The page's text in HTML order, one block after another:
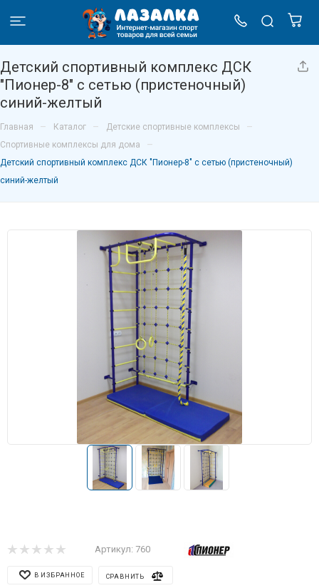
Детский спортивный комплекс ДСК
"Пионер-8" с сетью (пристеночный)
синий-желтый
Главная – Каталог – Детские спортивные комплексы –
Спортивные комплексы для дома –
Детский спортивный комплекс ДСК "Пионер-8" с сетью (пристеночный)
синий-желтый
Артикул: 760
В ИЗБРАННОЕ СРАВНИТЬ